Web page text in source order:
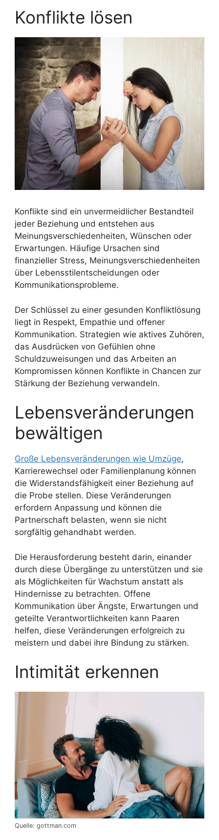
Konflikte lösen
Konflikte sind ein unvermeidlicher Bestandteil
jeder Beziehung und entstehen aus
Meinungsverschiedenheiten, Wünschen oder
Erwartungen. Häufige Ursachen sind
finanzieller Stress, Meinungsverschiedenheiten
über Lebensstilentscheidungen oder
Kommunikationsprobleme.
Der Schlüssel zu einer gesunden Konfliktlösung
liegt in Respekt, Empathie und offener
Kommunikation. Strategien wie aktives Zuhören,
das Ausdrücken von Gefühlen ohne
Schuldzuweisungen und das Arbeiten an
Kompromissen können Konflikte in Chancen zur
Stärkung der Beziehung verwandeln.
Lebensveränderungen
bewältigen
Große Lebensveränderungen wie Umzüge,
Karrierewechsel oder Familienplanung können
die Widerstandsfähigkeit einer Beziehung auf
die Probe stellen. Diese Veränderungen
erfordern Anpassung und können die
Partnerschaft belasten, wenn sie nicht
sorgfältig gehandhabt werden.
Die Herausforderung besteht darin, einander
durch diese Übergänge zu unterstützen und sie
als Möglichkeiten für Wachstum anstatt als
Hindernisse zu betrachten. Offene
Kommunikation über Ängste, Erwartungen und
geteilte Verantwortlichkeiten kann Paaren
helfen, diese Veränderungen erfolgreich zu
meistern und dabei ihre Bindung zu stärken.
Intimität erkennen
Quelle: gottman.com